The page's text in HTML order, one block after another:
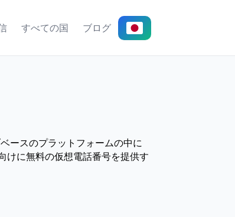
すべての国 ブログ
ースのプラットフォームの中に
けに無料の仮想電話番号を提供す